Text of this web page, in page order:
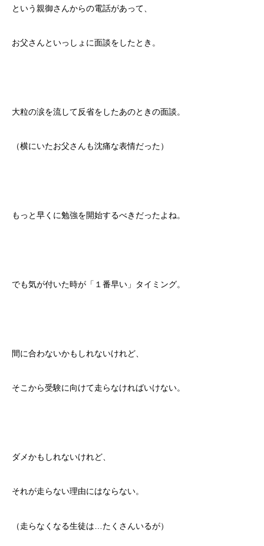
という親御さんからの電話があって、
お父さんといっしょに面談をしたとき。
大粒の涙を流して反省をしたあのときの面談。
（横にいたお父さんも沈痛な表情だった）
もっと早くに勉強を開始するべきだったよね。
でも気が付いた時が「１番早い」タイミング。
間に合わないかもしれないけれど、
そこから受験に向けて走らなければいけない。
ダメかもしれないけれど、
それが走らない理由にはならない。
（走らなくなる生徒は…たくさんいるが）